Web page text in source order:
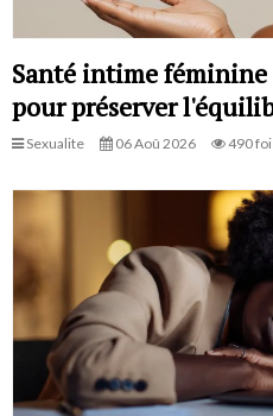
Santé intime féminine
pour préserver
Sexualite 06 Aoû 2026 490